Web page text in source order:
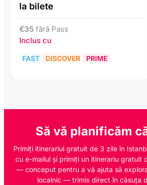
la bilete
€35 fără Pass
Inclus cu
FAST DISCOVER PRIME
Să vă planificăm
Primiți itinerariul gratuit de 3 zile în
cu e-mailul și primiți un itinerariu gratuit
— conceput pentru a vă ajuta să
localnic — trimis direct în căsuța